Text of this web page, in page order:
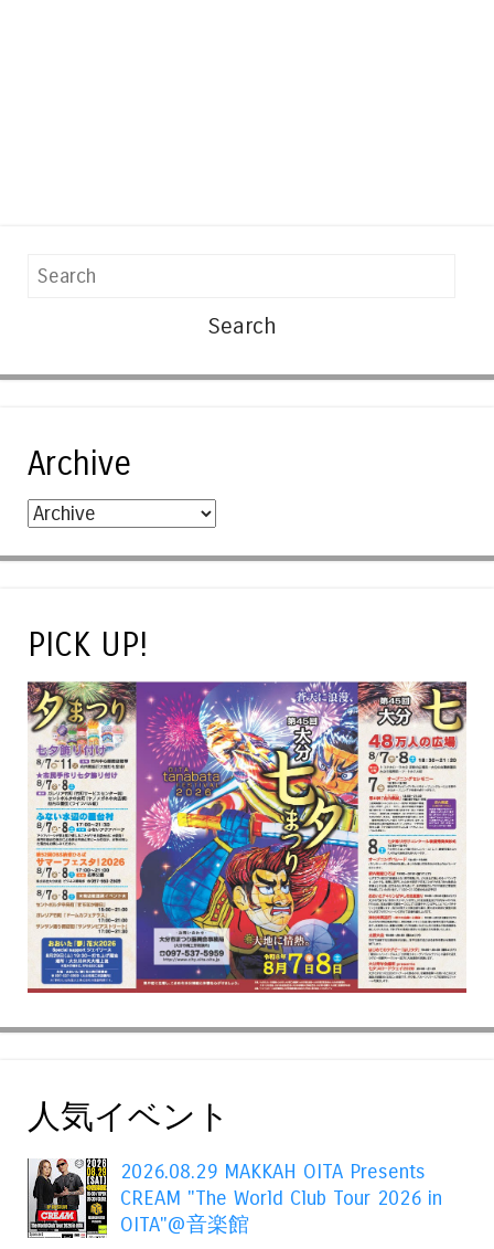
Search
Archive
PICK UP!
人気イベント
2026.08.29 MAKKAH OITA Presents
CREAM "The World Club Tour 2026 in
OITA"@音楽館